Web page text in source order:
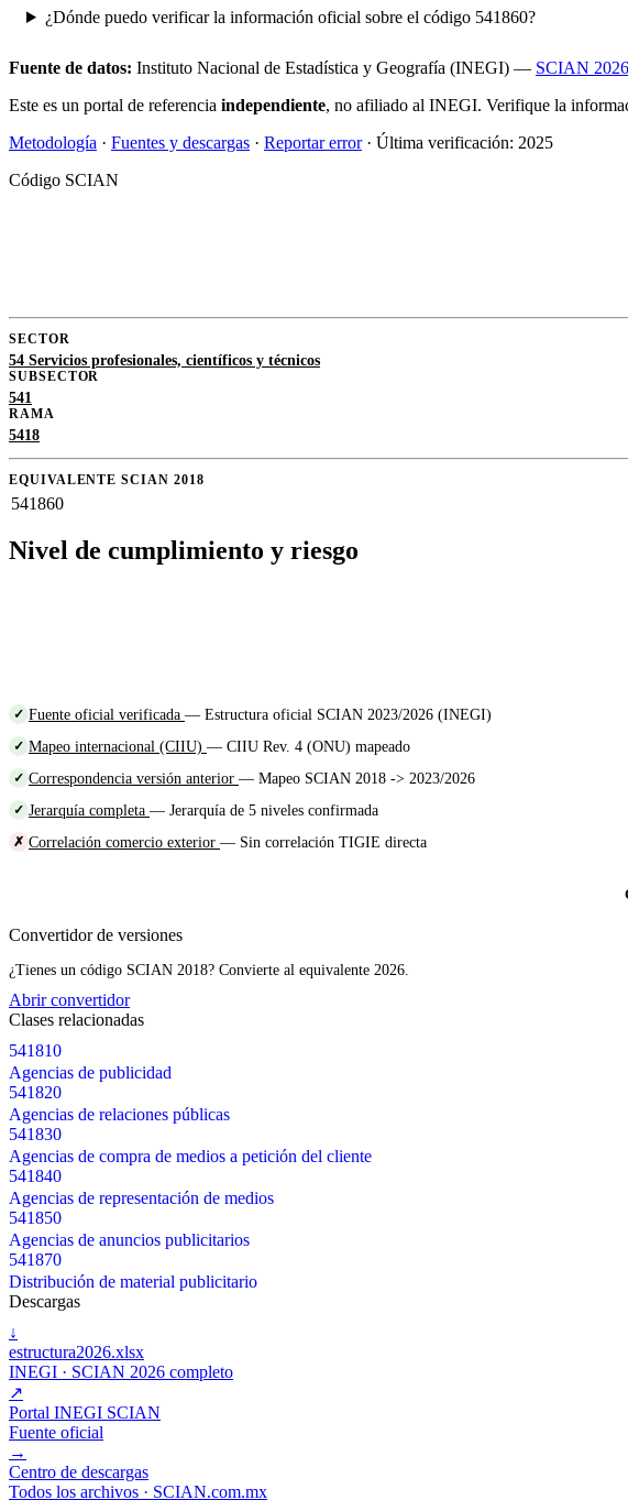
¿Dónde puedo verificar la información oficial sobre el código 541860?
Fuente de datos: Instituto Nacional de Estadística y Geografía (INEGI) — SCIAN 2026
Este es un portal de referencia independiente, no afiliado al INEGI. Verifique la
Metodología · Fuentes y descargas · Reportar error· Última verificación: 2025
Código SCIAN
SECTOR
54 Servicios profesionales, científicos y técnicos
SUBSECTOR
541
RAMA
5418
EQUIVALENTE SCIAN 2018
541860
Nivel de cumplimiento y riesgo
✓ Fuente oficial verificada — Estructura oficial SCIAN 2023/2026 (INEGI)
✓ Mapeo internacional (CIIU) — CIIU Rev. 4 (ONU) mapeado
✓ Correspondencia versión anterior — Mapeo SCIAN 2018 -> 2023/2026
✓ Jerarquía completa — Jerarquía de 5 niveles confirmada
✗ Correlación comercio exterior — Sin correlación TIGIE directa
Convertidor de versiones
¿Tienes un código SCIAN 2018? Convierte al equivalente 2026.
Abrir convertidor
Clases relacionadas
541810
Agencias de publicidad
541820
Agencias de relaciones públicas
541830
Agencias de compra de medios a petición del cliente
541840
Agencias de representación de medios
541850
Agencias de anuncios publicitarios
541870
Distribución de material publicitario
Descargas
↓
estructura2026.xlsx
INEGI · SCIAN 2026 completo
↗
Portal INEGI SCIAN
Fuente oficial
→
Centro de descargas
Todos los archivos · SCIAN.com.mx